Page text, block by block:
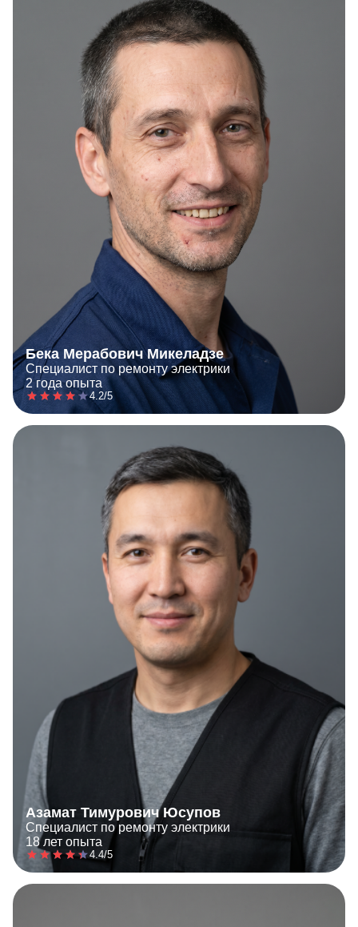
Бека Мерабович Микеладзе
Специалист по ремонту электрики
2 года опыта
4.2/5
Азамат Тимурович Юсупов
Специалист по ремонту электрики
18 лет опыта
4.4/5